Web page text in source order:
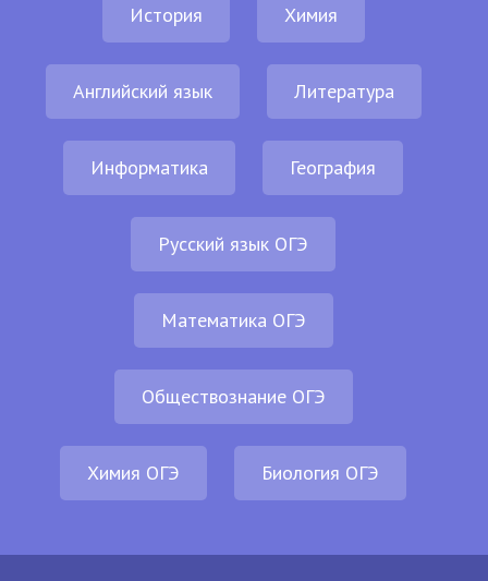
История Химия
Английский язык Литература
Информатика География
Русский язык ОГЭ
Математика ОГЭ
Обществознание ОГЭ
Химия ОГЭ Биология ОГЭ